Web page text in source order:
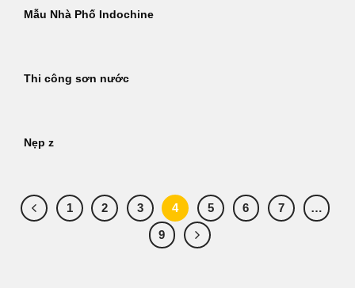
Mẫu Nhà Phố Indochine
Thi công sơn nước
Nẹp z
1 2 3 4 5 6 7
…
9